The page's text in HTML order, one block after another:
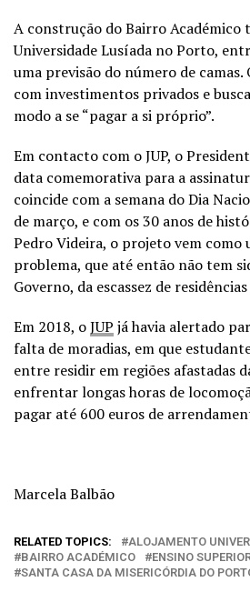
A construção do Bairro Académico
Universidade Lusíada no Porto,
uma previsão do número de
com investimentos privados e
modo a se “pagar a si próprio”.
Em contacto com o JUP, o
data comemorativa para a
coincide com a semana do Dia
de março, e com os 30 anos de
Pedro Videira, o projeto vem como
problema, que até então não tem
Governo, da escassez de
Em 2018, oJUP já havia alertado
falta de moradias, em que
entre residir em regiões afastadas
enfrentar longas horas de
pagar até 600 euros de
Marcela Balbão
RELATED TOPICS:
ALOJAMENTO
BAIRRO ACADÉMICO
ENSINO
SANTA CASA DA MISERICÓRDIA DO